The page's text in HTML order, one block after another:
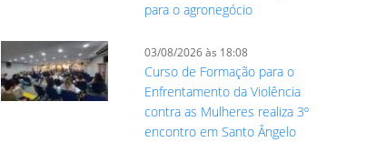
para o agronegócio
03/08/2026 às 18:08
Curso de Formação para o
Enfrentamento da Violência
contra as Mulheres realiza 3º
encontro em Santo Ângelo